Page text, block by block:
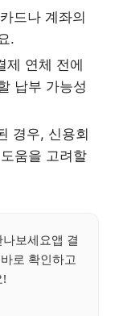
드나 계좌의
.
제 연체 전에
납부 가능성
경우, 신용회
움을 고려할
보세요앱 결
로 확인하고